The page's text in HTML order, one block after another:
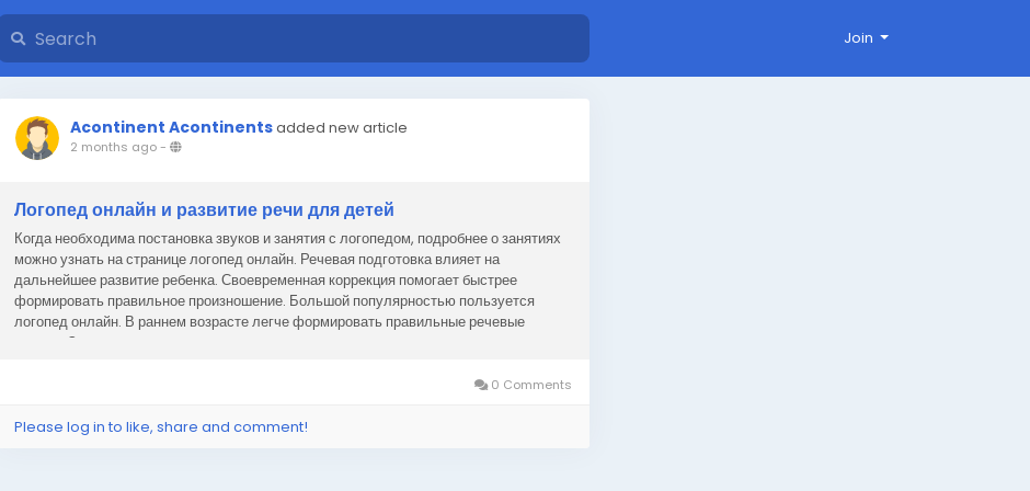
Join
Acontinent Acontinentsadded new article
2 months ago-
Логопед онлайн и развитие речи для детей
Когда необходима постановка звуков и занятия с логопедом, подробнее о занятиях
можно узнать на странице логопед онлайн. Речевая подготовка влияет на
дальнейшее развитие ребенка. Своевременная коррекция помогает быстрее
формировать правильное произношение. Большой популярностью пользуется
логопед онлайн. В раннем возрасте легче формировать правильные речевые
навыки. Занятия подбираются...
0 Comments
Please log in to like, share and comment!